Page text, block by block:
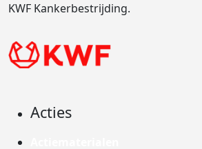
KWF Kankerbestrijding.
Acties